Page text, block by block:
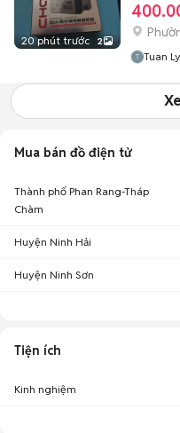
20 phút trước 2
Tuan Ly
Mua bán đồ điện tử
Thành phố Phan Rang-Tháp
Chàm
Huyện Ninh Hải
Huyện Ninh Sơn
Tiện ích
Kinh nghiệm